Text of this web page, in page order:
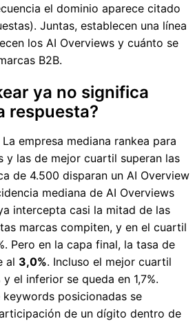
el dominio aparece citado
Juntas, establecen una línea
los AI Overviews y cuánto se
B2B.
ya no significa
respuesta?
empresa mediana rankea para
y las de mejor cuartil superan las
de 4.500 disparan un AI Overview
mediana de AI Overviews
intercepta casi la mitad de las
marcas compiten, y en el cuartil
Pero en la capa final, la tasa de
al 3,0%. Incluso el mejor cuartil
el inferior se queda en 1,7%.
keywords posicionadas se
de un dígito dentro de